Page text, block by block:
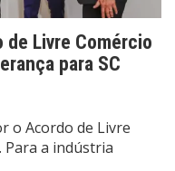
de Livre Comércio
para SC
o Acordo de Livre
a indústria